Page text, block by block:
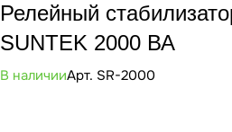
Релейный
SUNTEK 2000 ВА
В наличииАрт. SR-2000